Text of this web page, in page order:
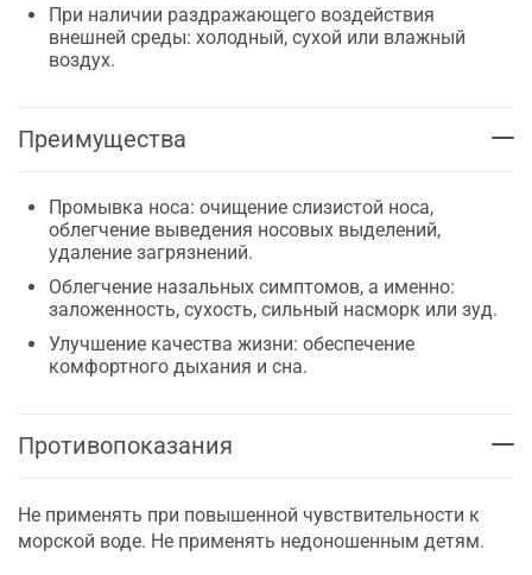
При наличии раздражающего воздействия
внешней среды: холодный, сухой или влажный
воздух.
Преимущества
Промывка носа: очищение слизистой носа,
облегчение выведения носовых выделений,
удаление загрязнений.
Облегчение назальных симптомов, а именно:
заложенность, сухость, сильный насморк или зуд.
Улучшение качества жизни: обеспечение
комфортного дыхания и сна.
Противопоказания
Не применять при повышенной чувствительности к
морской воде. Не применять недоношенным детям.